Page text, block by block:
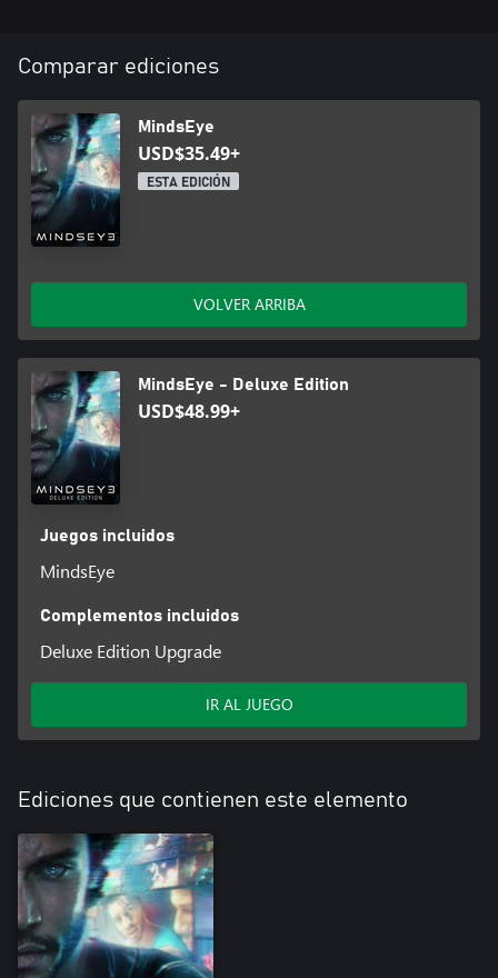
Comparar ediciones
MindsEye
USD$35.49+
ESTA EDICIÓN
VOLVER ARRIBA
MindsEye - Deluxe Edition
USD$48.99+
Juegos incluidos
MindsEye
Complementos incluidos
Deluxe Edition Upgrade
IR AL JUEGO
Ediciones que contienen este elemento